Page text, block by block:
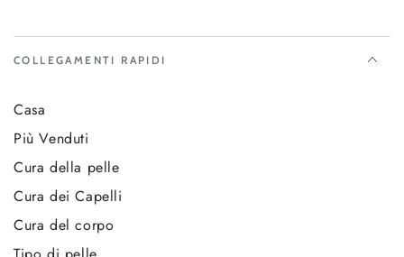
COLLEGAMENTI RAPIDI
Casa
Più Venduti
Cura della pelle
Cura dei Capelli
Cura del corpo